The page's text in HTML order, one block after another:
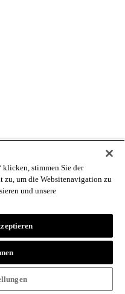
klicken, stimmen Sie der
zu, um die Websitenavigation zu
und unsere